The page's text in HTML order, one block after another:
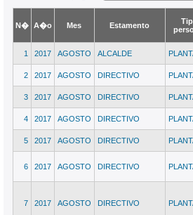
N� A�o Mes Estamento
1 2017 AGOSTO ALCALDE
2 2017 AGOSTO DIRECTIVO
3 2017 AGOSTO DIRECTIVO
4 2017 AGOSTO DIRECTIVO
5 2017 AGOSTO DIRECTIVO
6 2017 AGOSTO DIRECTIVO
7 2017 AGOSTO DIRECTIVO